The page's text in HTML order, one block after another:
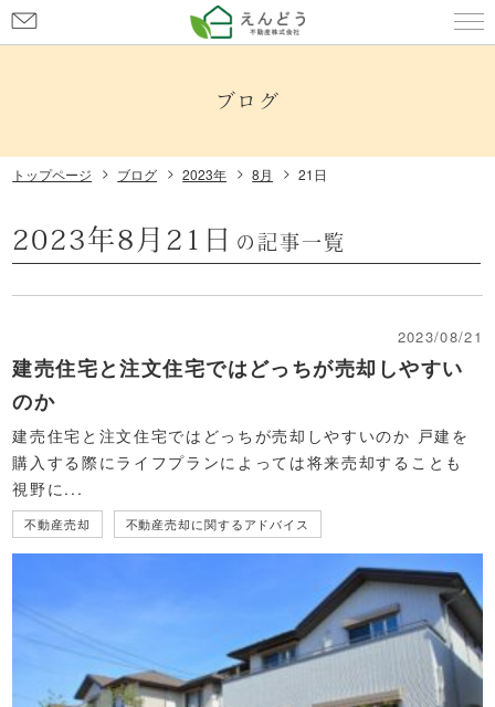
問
せ
ブログ
トップページ ブログ 2023年 8月 21日
2023年8月21日 の記事一覧
2023/08/21
建売住宅と注文住宅ではどっちが売却しやすい
のか
建売住宅と注文住宅ではどっちが売却しやすいのか 戸建を
購入する際にライフプランによっては将来売却することも
視野に...
不動産売却 不動産売却に関するアドバイス